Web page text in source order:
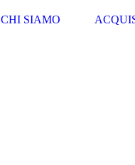
CHI SIAMO